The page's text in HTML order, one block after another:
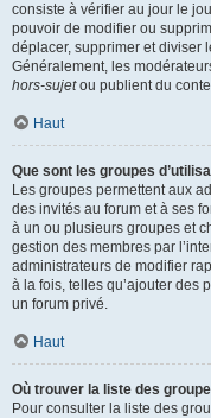
consiste à vérifier au jour le
pouvoir de modifier ou
déplacer, supprimer et diviser
Généralement, les
hors-sujetou publient du
Haut
Que sont les groupes
Les groupes permettent aux
des invités au forum et à ses
à un ou plusieurs groupes et
gestion des membres par
administrateurs de modifier
à la fois, telles qu’ajouter des
un forum privé.
Haut
Où trouver la liste des
Pour consulter la liste des